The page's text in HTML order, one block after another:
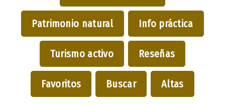
Patrimonio natural Info práctica
Turismo activo Reseñas
Favoritos Buscar Altas